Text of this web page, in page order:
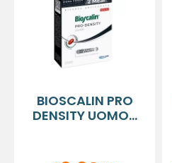
BIOSCALIN PRO
DENSITY UOMO...